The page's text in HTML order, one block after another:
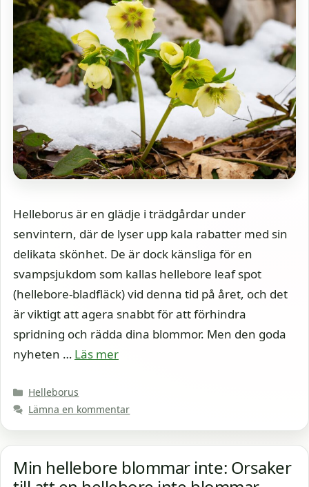
Helleborus är en glädje i trädgårdar under
senvintern, där de lyser upp kala rabatter med sin
delikata skönhet. De är dock känsliga för en
svampsjukdom som kallas hellebore leaf spot
(hellebore-bladfläck) vid denna tid på året, och det
är viktigt att agera snabbt för att förhindra
spridning och rädda dina blommor. Men den goda
nyheten … Läs mer
Kategorier
Helleborus
Lämna en kommentar
Min hellebore blommar inte: Orsaker